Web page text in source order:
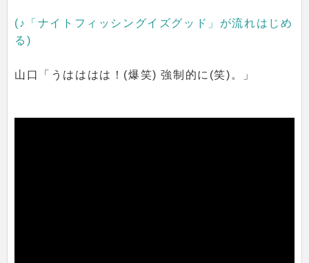
(♪「ナイトフィッシングイズグッド」が流れはじめ
る)
山口「うはははは！(爆笑) 強制的に(笑)。」